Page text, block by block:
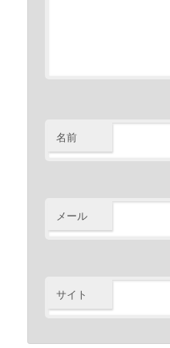
名前
メール
サイト